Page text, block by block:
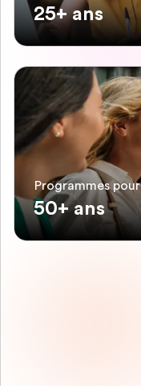
25+ ans
Programmes pour
50+ ans